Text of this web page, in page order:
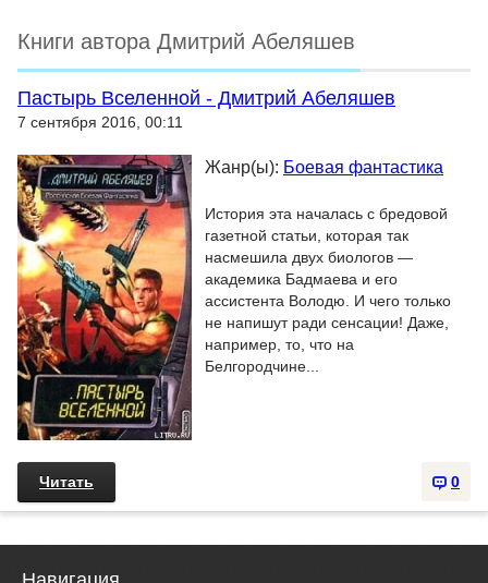
Книги автора Дмитрий Абеляшев
Пастырь Вселенной - Дмитрий Абеляшев
7 сентября 2016, 00:11
Жанр(ы): Боевая фантастика
История эта началась с бредовой
газетной статьи, которая так
насмешила двух биологов —
академика Бадмаева и его
ассистента Володю. И чего только
не напишут ради сенсации! Даже,
например, то, что на
Белгородчине...
0
Читать